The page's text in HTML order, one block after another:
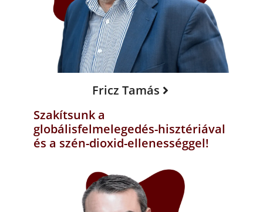
Fricz Tamás
Szakítsunk a
globálisfelmelegedés-hisztériával
és a szén-dioxid-ellenességgel!